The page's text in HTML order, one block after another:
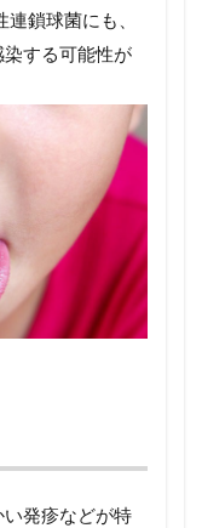
鎖球菌にも、
する可能性が
発疹などが特